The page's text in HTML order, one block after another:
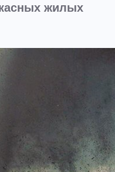
жилых